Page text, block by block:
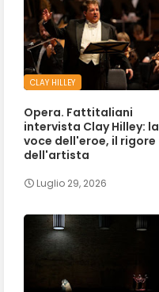
CLAY HILLEY
Opera. Fattitaliani
intervista Clay Hilley: la
voce dell'eroe, il rigore
dell'artista
Luglio 29, 2026